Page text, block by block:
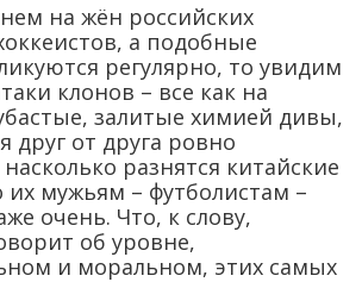
на жён российских
а подобные
регулярно, то увидим
клонов – все как на
залитые химией дивы,
друг от друга ровно
разнятся китайские
мужьям – футболистам –
очень. Что, к слову,
об уровне,
и моральном, этих самых